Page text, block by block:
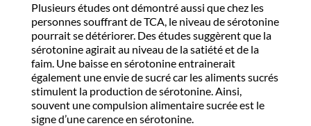
Plusieurs études ont démontré aussi que chez les
personnes souffrant de TCA, le niveau de sérotonine
pourrait se détériorer. Des études suggèrent que la
sérotonine agirait au niveau de la satiété et de la
faim. Une baisse en sérotonine entrainerait
également une envie de sucré car les aliments sucrés
stimulent la production de sérotonine. Ainsi,
souvent une compulsion alimentaire sucrée est le
signe d’une carence en sérotonine.